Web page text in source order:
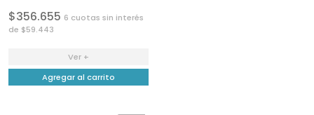
$356.655 6 cuotas sin interés
de $59.443
Ver +
Agregar al carrito